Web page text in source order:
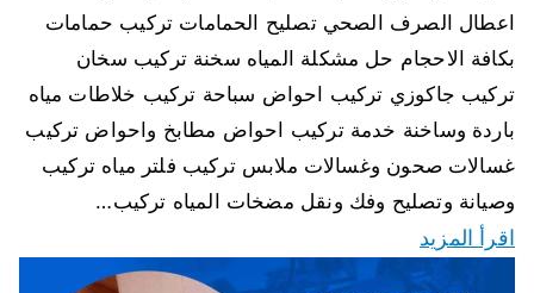
اعطال الصرف الصحي تصليح الحمامات تركيب حمامات
بكافة الاحجام حل مشكلة المياه سخنة تركيب سخان
تركيب جاكوزي تركيب احواض سباحة تركيب خلاطات مياه
باردة وساخنة خدمة تركيب احواض مطابخ واحواض تركيب
غسالات صحون وغسالات ملابس تركيب فلتر مياه تركيب
وصيانة وتصليح وفك ونقل مضخات المياه تركيب…
اقرأ المزيد